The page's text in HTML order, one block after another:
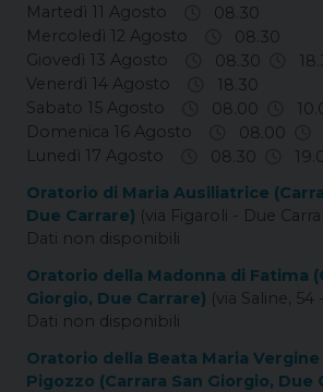
Martedì 11 Agosto
08.30
Mercoledì 12 Agosto
08.30
Giovedì 13 Agosto
08.30
Venerdì 14 Agosto
18.30
Sabato 15 Agosto
08.00
Domenica 16 Agosto
08.00
Lunedì 17 Agosto
08.30
Oratorio di Maria Ausiliatrice
Due Carrare) (via Figaroli - Due
Dati non disponibili
Oratorio della Madonna di Fatima
Giorgio, Due Carrare) (via Saline, 54
Dati non disponibili
Oratorio della Beata Maria
Pigozzo (Carrara San Giorgio, Due